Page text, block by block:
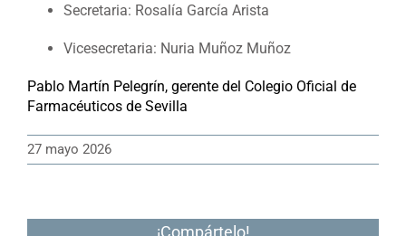
Secretaria: Rosalía García Arista
Vicesecretaria: Nuria Muñoz Muñoz
Pablo Martín Pelegrín, gerente del Colegio Oficial de
Farmacéuticos de Sevilla
27 mayo 2026
¡Compártelo!